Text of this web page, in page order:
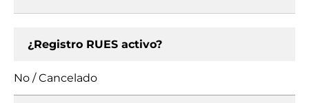
¿Registro RUES activo?
No / Cancelado